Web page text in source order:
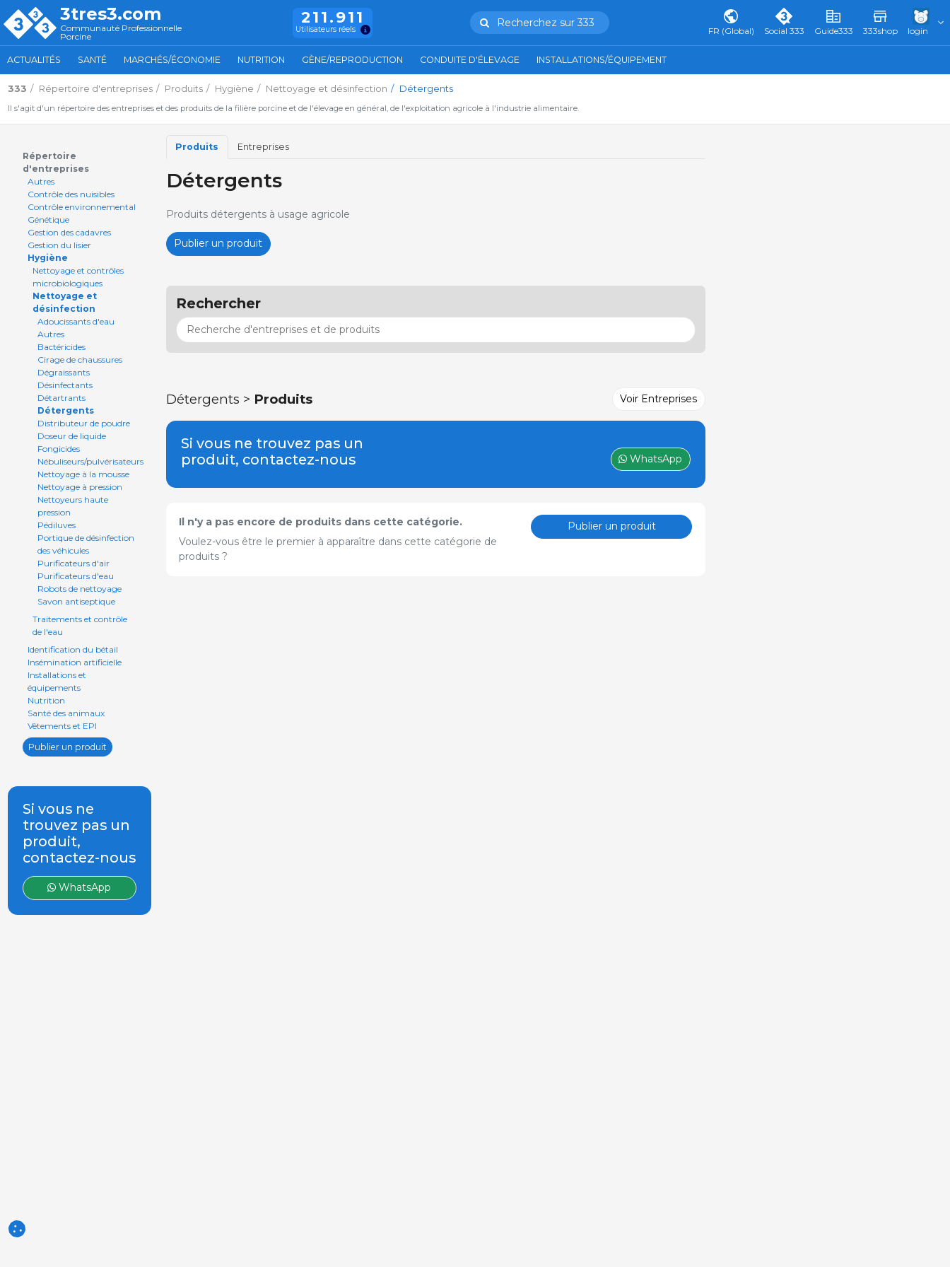
3tres3.com
Communauté Professionnelle
Porcine
211.911
Utilisateurs réels
Recherchez sur 333
FR (Global) Social 333 Guide333 333shop login
ACTUALITÉS SANTÉ MARCHÉS/ÉCONOMIE NUTRITION GÈNE/REPRODUCTION CONDUITE D'ÉLEVAGE INSTALLATIONS/ÉQUIPEMENT
333 Répertoire d'entreprises Produits Hygiène Nettoyage et désinfection Détergents
Il s'agit d'un répertoire des entreprises et des produits de la filière porcine et de l'élevage en général, de l'exploitation agricole à l'industrie alimentaire.
Répertoire
d'entreprises
Autres
Contrôle des nuisibles
Contrôle environnemental
Génétique
Gestion des cadavres
Gestion du lisier
Hygiène
Nettoyage et contrôles
microbiologiques
Nettoyage et
désinfection
Adoucissants d'eau
Autres
Bactéricides
Cirage de chaussures
Dégraissants
Désinfectants
Détartrants
Détergents
Distributeur de poudre
Doseur de liquide
Fongicides
Nébuliseurs/pulvérisateurs
Nettoyage à la mousse
Nettoyage à pression
Nettoyeurs haute
pression
Pédiluves
Portique de désinfection
des véhicules
Purificateurs d'air
Purificateurs d'eau
Robots de nettoyage
Savon antiseptique
Traitements et contrôle
de l'eau
Identification du bétail
Insémination artificielle
Installations et
équipements
Nutrition
Santé des animaux
Vêtements et EPI
Publier un produit
Si vous ne
trouvez pas un
produit,
contactez-nous
WhatsApp
Produits Entreprises
Détergents
Produits détergents à usage agricole
Publier un produit
Rechercher
Détergents > Produits Voir Entreprises
Si vous ne trouvez pas un
produit, contactez-nous
WhatsApp
Il n'y a pas encore de produits dans cette catégorie.
Voulez-vous être le premier à apparaître dans cette catégorie de
produits ?
Publier un produit